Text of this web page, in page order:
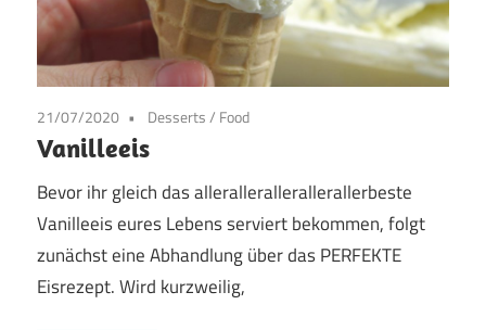
21/07/2020 Desserts/ Food
Vanilleeis
Bevor ihr gleich das allerallerallerallerallerbeste
Vanilleeis eures Lebens serviert bekommen, folgt
zunächst eine Abhandlung über das PERFEKTE
Eisrezept. Wird kurzweilig,